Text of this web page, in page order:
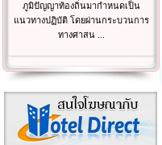
ภูมิปัญญาท้องถิ่นมากำหนดเป็น
แนวทางปฏิบัติ โดยผ่านกระบวนการ
ทางศาสน ...